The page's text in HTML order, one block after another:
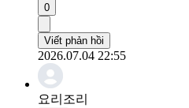
0
Viết phản hồi
2026.07.04 22:55
요리조리